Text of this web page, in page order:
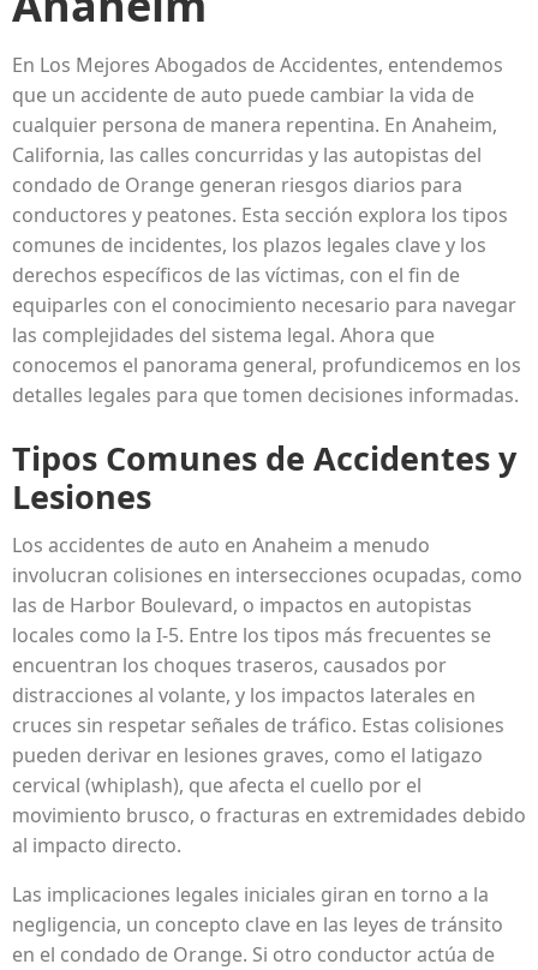
En Los Mejores Abogados de Accidentes, entendemos
que un accidente de auto puede cambiar la vida de
cualquier persona de manera repentina. En Anaheim,
California, las calles concurridas y las autopistas del
condado de Orange generan riesgos diarios para
conductores y peatones. Esta sección explora los tipos
comunes de incidentes, los plazos legales clave y los
derechos específicos de las víctimas, con el fin de
equiparles con el conocimiento necesario para navegar
las complejidades del sistema legal. Ahora que
conocemos el panorama general, profundicemos en los
detalles legales para que tomen decisiones informadas.
Tipos Comunes de Accidentes y
Lesiones
Los accidentes de auto en Anaheim a menudo
involucran colisiones en intersecciones ocupadas, como
las de Harbor Boulevard, o impactos en autopistas
locales como la I-5. Entre los tipos más frecuentes se
encuentran los choques traseros, causados por
distracciones al volante, y los impactos laterales en
cruces sin respetar señales de tráfico. Estas colisiones
pueden derivar en lesiones graves, como el latigazo
cervical (whiplash), que afecta el cuello por el
movimiento brusco, o fracturas en extremidades debido
al impacto directo.
Las implicaciones legales iniciales giran en torno a la
negligencia, un concepto clave en las leyes de tránsito
en el condado de Orange. Si otro conductor actúa de